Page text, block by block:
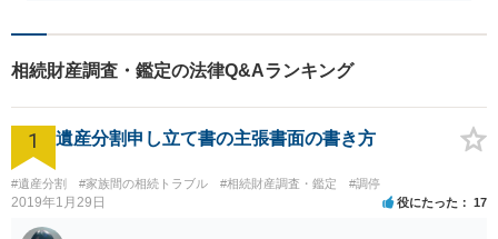
相続財産調査・鑑定の法律Q&Aランキング
1 遺産分割申し立て書の主張書面の書き方
#遺産分割 #家族間の相続トラブル #相続財産調査・鑑定 #調停
2019年1月29日 役にたった 17